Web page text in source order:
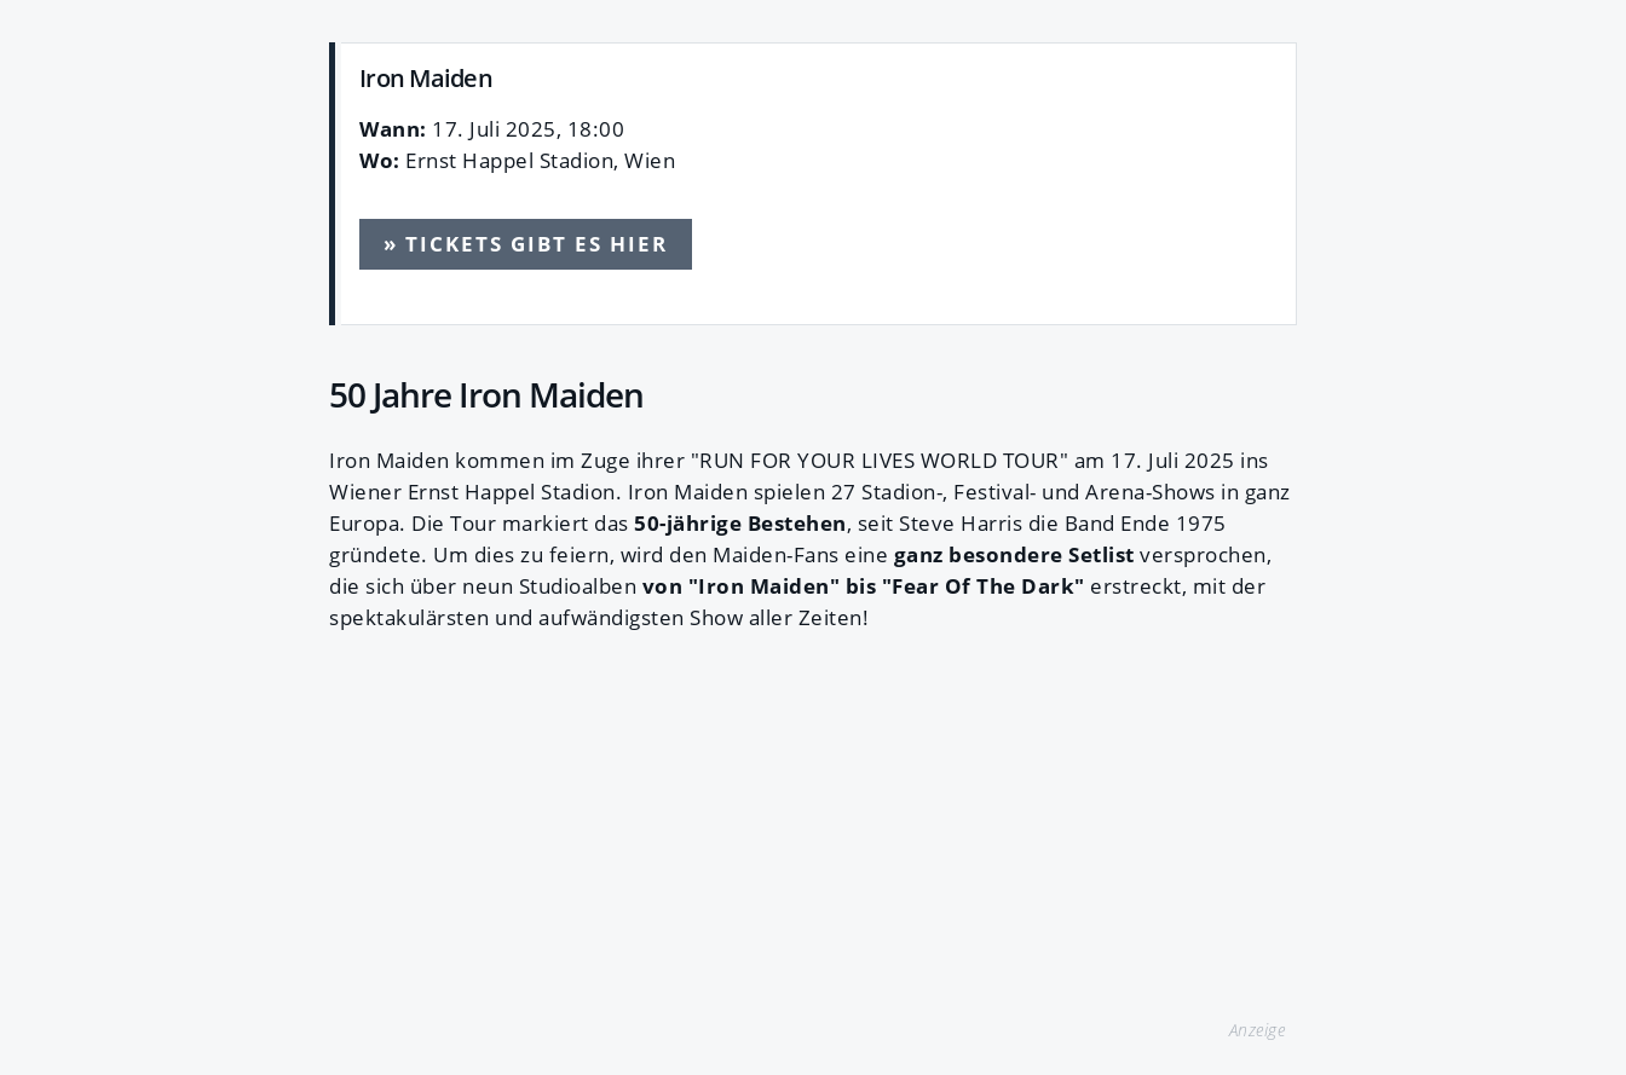
Iron Maiden
Wann: 17. Juli 2025, 18:00
Wo: Ernst Happel Stadion, Wien
» TICKETS GIBT ES HIER
50 Jahre Iron Maiden
Iron Maiden kommen im Zuge ihrer "RUN FOR YOUR LIVES WORLD TOUR" am 17. Juli 2025 ins
Wiener Ernst Happel Stadion. Iron Maiden spielen 27 Stadion-, Festival- und Arena-Shows in ganz
Europa. Die Tour markiert das 50-jährige Bestehen, seit Steve Harris die Band Ende 1975
gründete. Um dies zu feiern, wird den Maiden-Fans eine ganz besondere Setlist versprochen,
die sich über neun Studioalben von "Iron Maiden" bis "Fear Of The Dark" erstreckt, mit der
spektakulärsten und aufwändigsten Show aller Zeiten!
Anzeige